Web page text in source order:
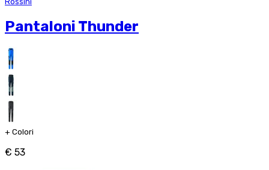
Pantaloni Thunder
+ Colori
€ 53